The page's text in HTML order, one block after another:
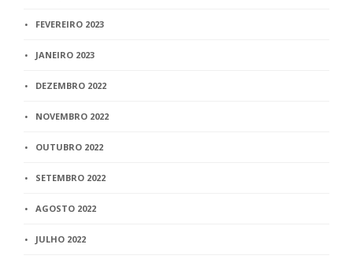
FEVEREIRO 2023
JANEIRO 2023
DEZEMBRO 2022
NOVEMBRO 2022
OUTUBRO 2022
SETEMBRO 2022
AGOSTO 2022
JULHO 2022